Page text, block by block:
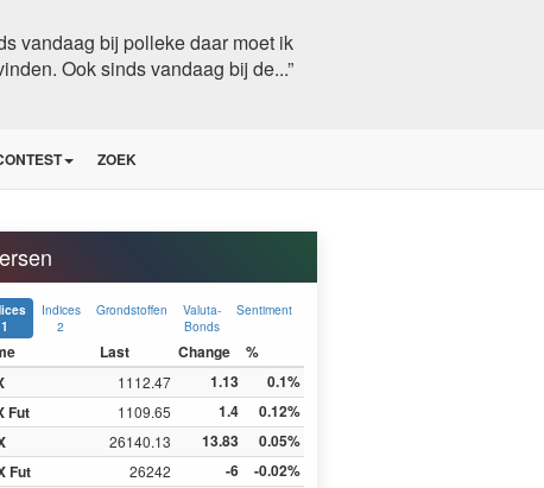
vandaag bij polleke daar moet ik
Ook sinds vandaag bij de...”
ZOEK
1
Indices
2
Grondstoffen
Valuta-
Bonds
Sentiment
Last Change
%
1112.47 1.13
0.1%
Fut
1109.65 1.4
0.12%
26140.13 13.83
0.05%
Fut
26242 -6
-0.02%